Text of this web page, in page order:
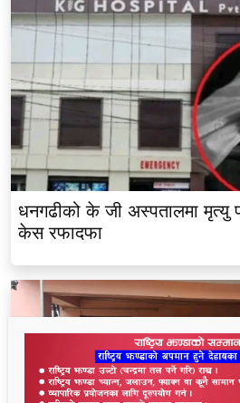
धनगढीको के जी अस्पतालमा
केस रफादफा